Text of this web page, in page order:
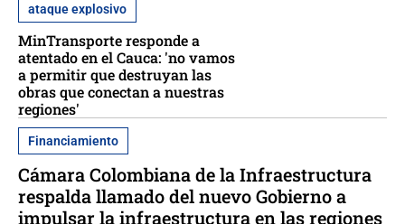
ataque explosivo
MinTransporte responde a
atentado en el Cauca: 'no vamos
a permitir que destruyan las
obras que conectan a nuestras
regiones'
Financiamiento
Cámara Colombiana de la Infraestructura
respalda llamado del nuevo Gobierno a
impulsar la infraestructura en las regiones